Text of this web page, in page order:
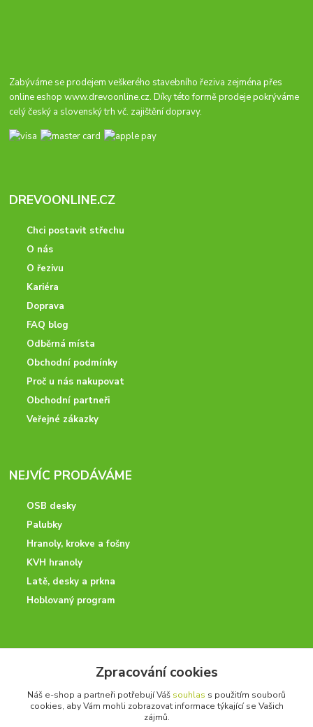
Zabýváme se prodejem veškerého stavebního řeziva zejména přes
online eshopwww.drevoonline.cz. Díky této formě prodeje pokrýváme
celý český a slovenský trh vč. zajištění dopravy.
DREVOONLINE.CZ
Chci postavit střechu
O nás
O řezivu
Kariéra
Doprava
FAQ blog
Odběrná místa
Obchodní podmínky
Proč u nás nakupovat
Obchodní partneři
Veřejné zákazky
NEJVÍC PRODÁVÁME
OSB desky
Palubky
Hranoly, krokve a fošny
KVH hranoly
Latě, desky a prkna
Hoblovaný program
Potřebujete poradit? Neváhejte nás kontaktovat.
+420 728 600 625
po - pá 7:00 - 15:00
Zpracování cookies
Náš e-shop a partneři potřebují Váš souhlas s použitím souborů
cookies, aby Vám mohli zobrazovat informace týkající se Vašich
zájmů.